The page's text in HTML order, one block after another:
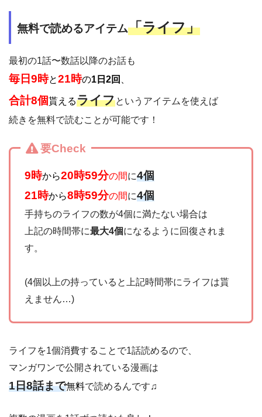
無料で読めるアイテム「ライフ」
最初の1話〜数話以降のお話も
毎日9時と21時の1日2回
合計8個貰えるライフというアイテムを使えば
続きを無料で読むことが可能です！
要Check
9時から20時59分の間に4個
21時から8時59分の間に4個
手持ちのライフの数が4個に満たない場合は
上記の時間帯に最大4個になるように回復されま
す。
(4個以上の持っていると上記時間帯にライフは貰
えません…)
ライフを1個消費することで1話読めるので、
マンガワンで公開されている漫画は
1日8話まで無料で読めるんです♫